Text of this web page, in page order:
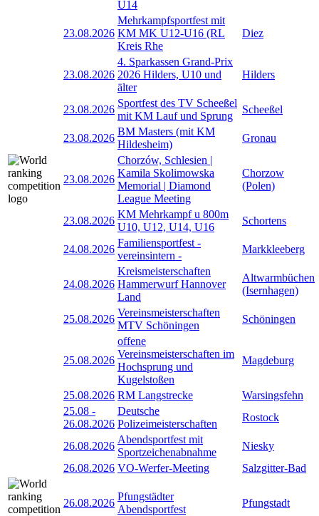
U14
23.08.2026
Mehrkampfsportfest mit
KM MK U12-U16 (RL
Kreis Rhe
Diez
23.08.2026
4. Sparkassen Grand-Prix
2026 Hilders, U10 und
älter
Hilders
23.08.2026
Sportfest des TV Scheeßel
mit KM Lauf und Sprung
Scheeßel
23.08.2026
BM Masters (mit KM
Hildesheim)
Gronau
23.08.2026
Chorzów, Schlesien |
Kamila Skolimowska
Memorial | Diamond
League Meeting
Chorzow
(Polen)
23.08.2026
KM Mehrkampf u 800m
U10, U12, U14, U16
Schortens
24.08.2026
Familiensportfest -
vereinsintern -
Markkleeberg
24.08.2026
Kreismeisterschaften
Hammerwurf Hannover
Land
Altwarmbüchen
(Isernhagen)
25.08.2026
Vereinsmeisterschaften
MTV Schöningen
Schöningen
25.08.2026
offene
Vereinsmeisterschaften im
Hochsprung und
Kugelstoßen
Magdeburg
25.08.2026 RM Langstrecke
Warsingsfehn
25.08 -
26.08.2026
Deutsche
Polizeimeisterschaften
Rostock
26.08.2026
Abendsportfest mit
Sportzeichenabnahme
Niesky
26.08.2026 VO-Werfer-Meeting Salzgitter-Bad
26.08.2026
Pfungstädter
Abendsportfest
Pfungstadt